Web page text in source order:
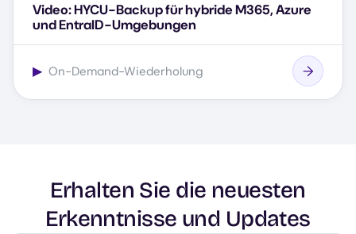
Video: HYCU-Backup für hybride M365, Azure
und EntraID-Umgebungen
▶ On-Demand-Wiederholung
Erhalten Sie die neuesten
Erkenntnisse und Updates